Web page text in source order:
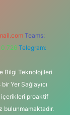
Teams:
726 Telegram:
Bilgi Teknolojileri
Yer Sağlayıcı
proaktif
bulunmamaktadır.